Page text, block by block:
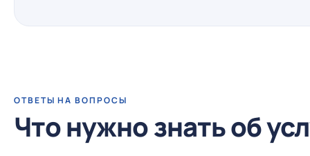
ОТВЕТЫ НА ВОПРОСЫ
Что нужно знать об